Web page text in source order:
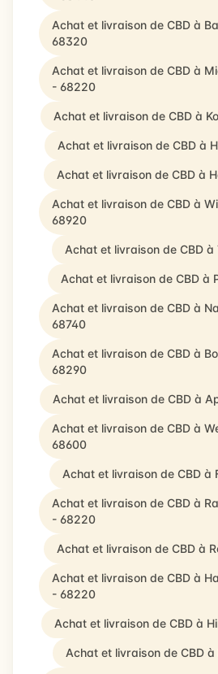
Achat et livraison de CBD à
68320
Achat et livraison de CBD à
- 68220
Achat et livraison de CBD à
Achat et livraison de CBD à
Achat et livraison de CBD à
Achat et livraison de CBD à
68920
Achat et livraison de CBD
Achat et livraison de CBD à
Achat et livraison de CBD à
68740
Achat et livraison de CBD à
68290
Achat et livraison de CBD à
Achat et livraison de CBD à
68600
Achat et livraison de CBD à
Achat et livraison de CBD à
- 68220
Achat et livraison de CBD à
Achat et livraison de CBD à
- 68220
Achat et livraison de CBD à
Achat et livraison de CBD